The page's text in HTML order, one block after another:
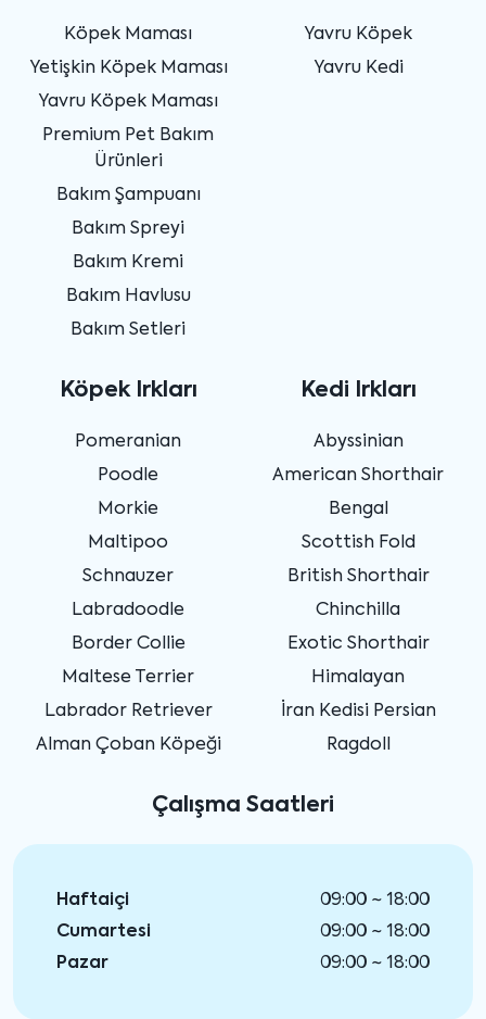
Köpek Maması
Yetişkin Köpek Maması
Yavru Köpek Maması
Premium Pet Bakım
Ürünleri
Bakım Şampuanı
Bakım Spreyi
Bakım Kremi
Bakım Havlusu
Bakım Setleri
Yavru Köpek
Yavru Kedi
Köpek Irkları
Pomeranian
Poodle
Morkie
Maltipoo
Schnauzer
Labradoodle
Border Collie
Maltese Terrier
Labrador Retriever
Alman Çoban Köpeği
Kedi Irkları
Abyssinian
American Shorthair
Bengal
Scottish Fold
British Shorthair
Chinchilla
Exotic Shorthair
Himalayan
İran Kedisi Persian
Ragdoll
Çalışma Saatleri
Haftaiçi
09:00 ~ 18:00
Cumartesi
09:00 ~ 18:00
Pazar
09:00 ~ 18:00